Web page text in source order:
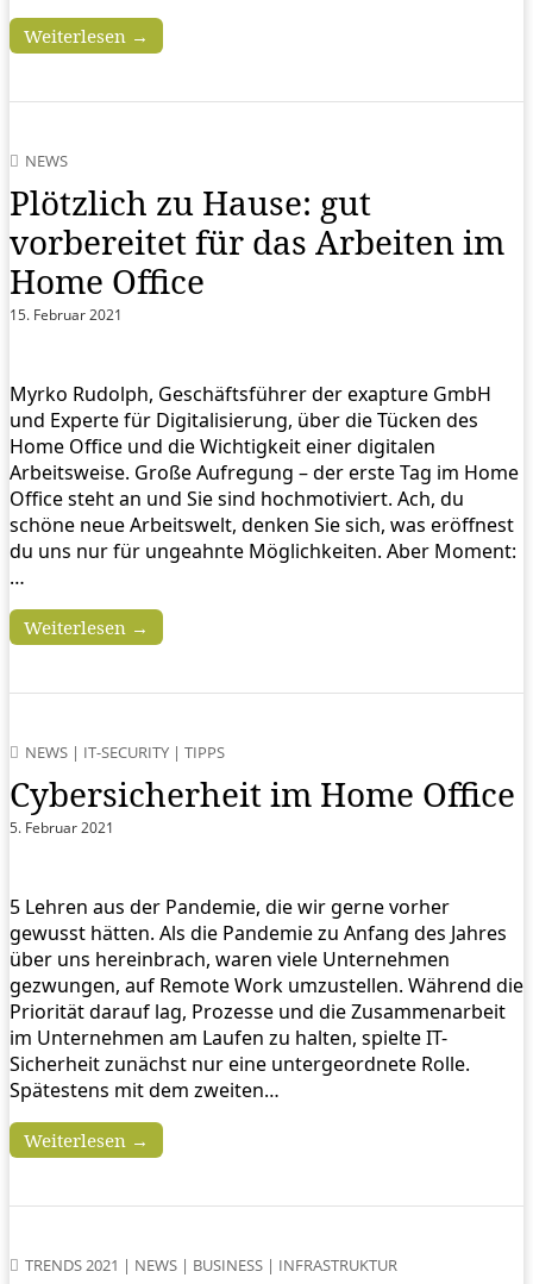
Weiterlesen →
NEWS
Plötzlich zu Hause: gut
vorbereitet für das Arbeiten im
Home Office
15. Februar 2021
Myrko Rudolph, Geschäftsführer der exapture GmbH
und Experte für Digitalisierung, über die Tücken des
Home Office und die Wichtigkeit einer digitalen
Arbeitsweise. Große Aufregung – der erste Tag im Home
Office steht an und Sie sind hochmotiviert. Ach, du
schöne neue Arbeitswelt, denken Sie sich, was eröffnest
du uns nur für ungeahnte Möglichkeiten. Aber Moment:
…
Weiterlesen →
NEWS | IT-SECURITY | TIPPS
Cybersicherheit im Home Office
5. Februar 2021
5 Lehren aus der Pandemie, die wir gerne vorher
gewusst hätten. Als die Pandemie zu Anfang des Jahres
über uns hereinbrach, waren viele Unternehmen
gezwungen, auf Remote Work umzustellen. Während die
Priorität darauf lag, Prozesse und die Zusammenarbeit
im Unternehmen am Laufen zu halten, spielte IT-
Sicherheit zunächst nur eine untergeordnete Rolle.
Spätestens mit dem zweiten…
Weiterlesen →
TRENDS 2021 | NEWS | BUSINESS | INFRASTRUKTUR